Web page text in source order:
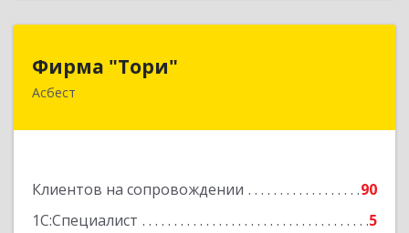
Фирма "Тори"
Асбест
Клиентов на сопровождении
90
1С:Специалист
5
624286, Свердловская обл, Асбест г, Малышева